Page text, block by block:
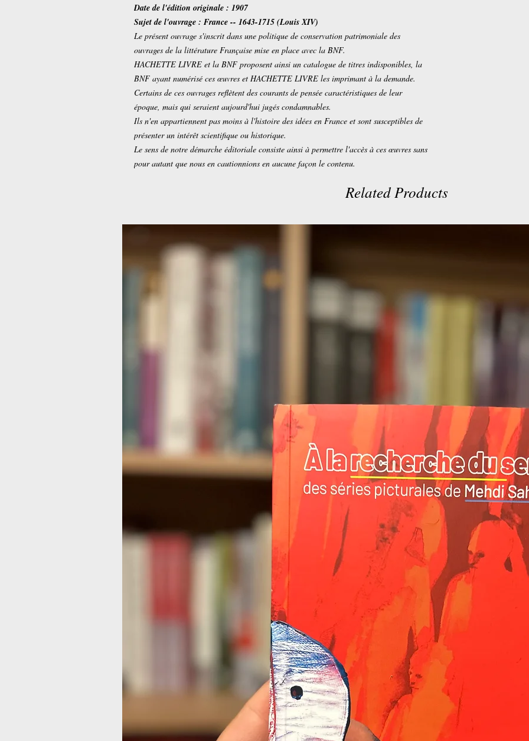
Date de l'édition originale : 1907
Sujet de l'ouvrage : France -- 1643-1715 (Louis XIV)
Le présent ouvrage s'inscrit dans une politique de conservation patrimoniale des
ouvrages de la littérature Française mise en place avec la BNF.
HACHETTE LIVRE et la BNF proposent ainsi un catalogue de titres indisponibles, la
BNF ayant numérisé ces œuvres et HACHETTE LIVRE les imprimant à la demande.
Certains de ces ouvrages reflètent des courants de pensée caractéristiques de leur
époque, mais qui seraient aujourd'hui jugés condamnables.
Ils n'en appartiennent pas moins à l'histoire des idées en France et sont susceptibles de
présenter un intérêt scientifique ou historique.
Le sens de notre démarche éditoriale consiste ainsi à permettre l'accès à ces œuvres sans
pour autant que nous en cautionnions en aucune façon le contenu.
Related Products